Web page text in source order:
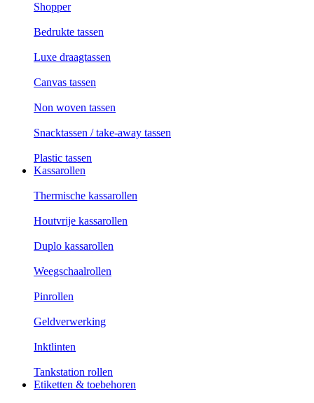
Shopper
Bedrukte tassen
Luxe draagtassen
Canvas tassen
Non woven tassen
Snacktassen / take-away tassen
Plastic tassen
Kassarollen
Thermische kassarollen
Houtvrije kassarollen
Duplo kassarollen
Weegschaalrollen
Pinrollen
Geldverwerking
Inktlinten
Tankstation rollen
Etiketten & toebehoren